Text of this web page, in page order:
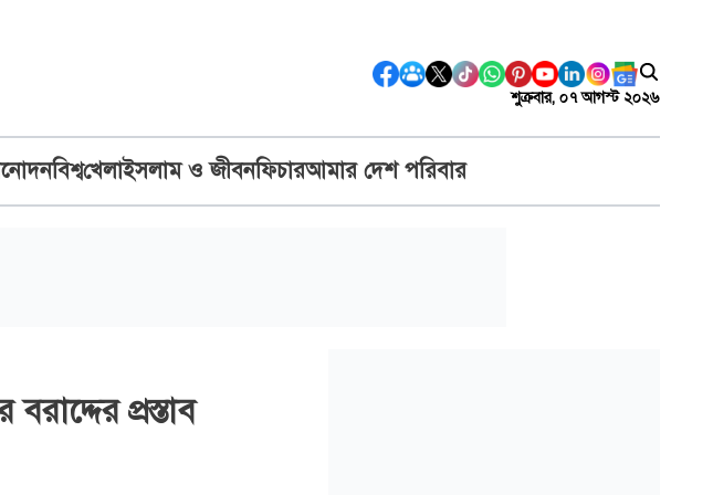
শুক্রবার, ০৭ আগস্ট ২০২৬
বিশ্বখেলাইসলাম ও জীবনফিচারআমার দেশ পরিবার
প্রস্তাব